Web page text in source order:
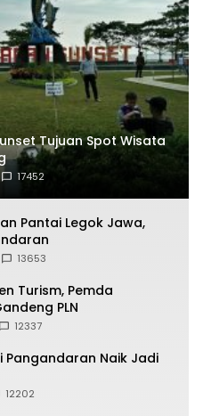
Tujuan Spot Wisata
17452
Pantai Legok Jawa,
13653
Turism, Pemda
PLN
12337
Pangandaran Naik Jadi
12202